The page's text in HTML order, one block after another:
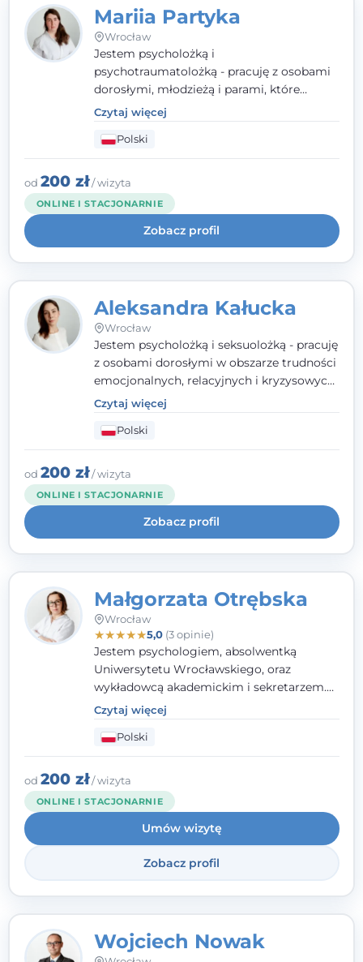
Mariia Partyka
Wrocław
Jestem psycholożką i
psychotraumatolożką - pracuję z osobami
dorosłymi, młodzieżą i parami, które
doświadczają kryzysów psychicznych,
traumy, stanów lękowych i trudności
relacyjnych. W pracy kieruję się
uważnością, empatią i głębokim
szacunkiem dla indywidualnej historii
każdego człowieka. Jestem w trakcie
czteroletniej szkoły psychoterapii
poznawczo-behawioralnej
rekomendowanej przez PTTPB.
Czytaj więcej
Polski
od 200 zł/ wizyta
ONLINE I STACJONARNIE
Zobacz profil
Aleksandra Kałucka
Wrocław
Jestem psycholożką i seksuolożką - pracuję
z osobami dorosłymi w obszarze trudności
emocjonalnych, relacyjnych i kryzysowych,
w tym z osobami po doświadczeniach
przemocy. Ukończyłam psychologię
kliniczną oraz studia podyplomowe z
interwencji kryzysowej i seksuologii
klinicznej na SWPS we Wrocławiu. W pracy
kieruję się empatią, etyką zawodową i
uważnością na potrzeby klienta.
Czytaj więcej
Polski
od 200 zł/ wizyta
ONLINE I STACJONARNIE
Zobacz profil
Małgorzata Otrębska
Wrocław
★★★★★5,0(3 opinie)
Jestem psychologiem, absolwentką
Uniwersytetu Wrocławskiego, oraz
wykładowcą akademickim i sekretarzem.
Dodatkowo mam kwalifikacje mediatora,
specjalizując się w sprawach rodzinnych,
cywilnych oraz karnych.
Czytaj więcej
Polski
od 200 zł/ wizyta
ONLINE I STACJONARNIE
Umów wizytę
Zobacz profil
Wojciech Nowak